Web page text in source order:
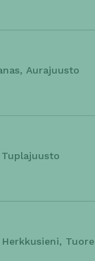
Aurajuusto
Tuore